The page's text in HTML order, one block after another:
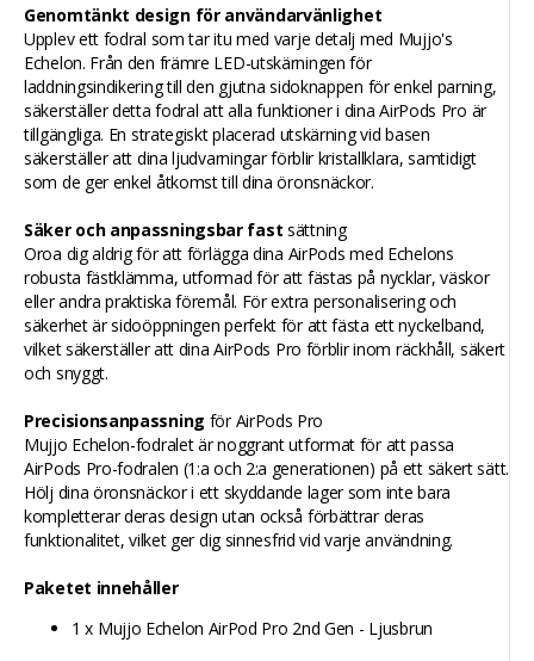
Genomtänkt design för användarvänlighet
Upplev ett fodral som tar itu med varje detalj med Mujjo's
Echelon. Från den främre LED-utskärningen för
laddningsindikering till den gjutna sidoknappen för enkel parning,
säkerställer detta fodral att alla funktioner i dina AirPods Pro är
tillgängliga. En strategiskt placerad utskärning vid basen
säkerställer att dina ljudvarningar förblir kristallklara, samtidigt
som de ger enkel åtkomst till dina öronsnäckor.
Säker och anpassningsbar fast sättning
Oroa dig aldrig för att förlägga dina AirPods med Echelons
robusta fästklämma, utformad för att fästas på nycklar, väskor
eller andra praktiska föremål. För extra personalisering och
säkerhet är sidoöppningen perfekt för att fästa ett nyckelband,
vilket säkerställer att dina AirPods Pro förblir inom räckhåll, säkert
och snyggt.
Precisionsanpassning för AirPods Pro
Mujjo Echelon-fodralet är noggrant utformat för att passa
AirPods Pro-fodralen (1:a och 2:a generationen) på ett säkert sätt.
Hölj dina öronsnäckor i ett skyddande lager som inte bara
kompletterar deras design utan också förbättrar deras
funktionalitet, vilket ger dig sinnesfrid vid varje användning.
Paketet innehåller
1 x Mujjo Echelon AirPod Pro 2nd Gen - Ljusbrun